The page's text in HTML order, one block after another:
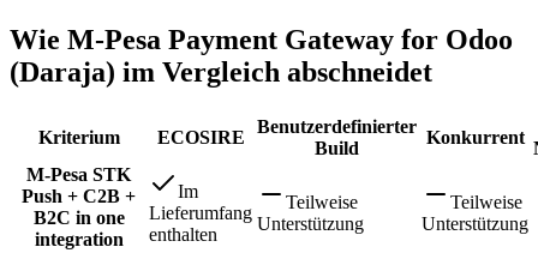
Wie M-Pesa Payment Gateway for Odoo
(Daraja) im Vergleich abschneidet
Kriterium ECOSIRE
Benutzerdefinierter
Build
Konkurrent
M-Pesa STK
Push + C2B +
B2C in one
integration
Im
Lieferumfang
enthalten
Teilweise
Unterstützung
Teilweise
Unterstützung